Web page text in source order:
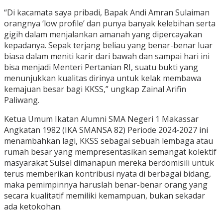
“Di kacamata saya pribadi, Bapak Andi Amran Sulaiman
orangnya ‘low profile’ dan punya banyak kelebihan serta
gigih dalam menjalankan amanah yang dipercayakan
kepadanya. Sepak terjang beliau yang benar-benar luar
biasa dalam meniti karir dari bawah dan sampai hari ini
bisa menjadi Menteri Pertanian RI, suatu bukti yang
menunjukkan kualitas dirinya untuk kelak membawa
kemajuan besar bagi KKSS,” ungkap Zainal Arifin
Paliwang.
Ketua Umum Ikatan Alumni SMA Negeri 1 Makassar
Angkatan 1982 (IKA SMANSA 82) Periode 2024-2027 ini
menambahkan lagi, KKSS sebagai sebuah lembaga atau
rumah besar yang mempresentasikan semangat kolektif
masyarakat Sulsel dimanapun mereka berdomisili untuk
terus memberikan kontribusi nyata di berbagai bidang,
maka pemimpinnya haruslah benar-benar orang yang
secara kualitatif memiliki kemampuan, bukan sekadar
ada ketokohan.